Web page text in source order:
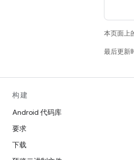
本页面上
最后更新
构建
Android 代码库
要求
下载